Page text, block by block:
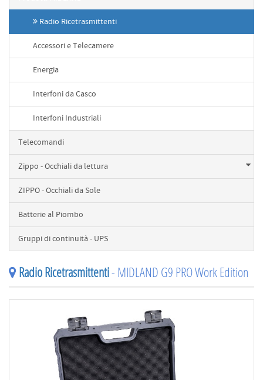
Radio Ricetrasmittenti
Accessori e Telecamere
Energia
Interfoni da Casco
Interfoni Industriali
Telecomandi
Zippo - Occhiali da lettura
ZIPPO - Occhiali da Sole
Batterie al Piombo
Gruppi di continuità - UPS
Radio Ricetrasmittenti- MIDLAND G9 PRO Work Edition